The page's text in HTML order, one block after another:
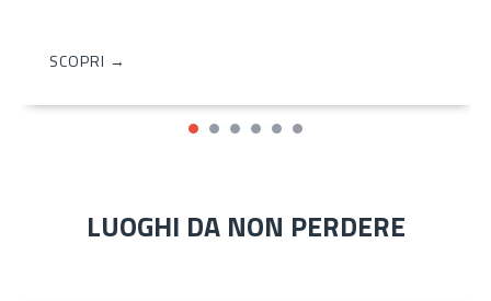
SCOPRI →
LUOGHI DA NON PERDERE